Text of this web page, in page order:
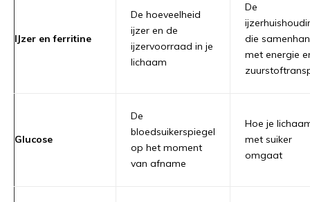
IJzer en ferritine
De hoeveelheid
ijzer en de
ijzervoorraad in je
lichaam
De
die
met energie
Glucose
De
bloedsuikerspiegel
op het moment
van afname
Hoe je
met suiker
omgaat